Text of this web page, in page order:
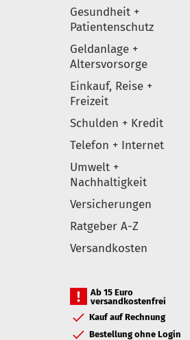
Gesundheit +
Patientenschutz
Geldanlage +
Altersvorsorge
Einkauf, Reise +
Freizeit
Schulden + Kredit
Telefon + Internet
Umwelt +
Nachhaltigkeit
Versicherungen
Ratgeber A-Z
Versandkosten
Ab 15 Euro
versandkostenfrei
Kauf auf Rechnung
Bestellung ohne Login